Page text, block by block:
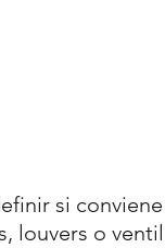
si
louvers o